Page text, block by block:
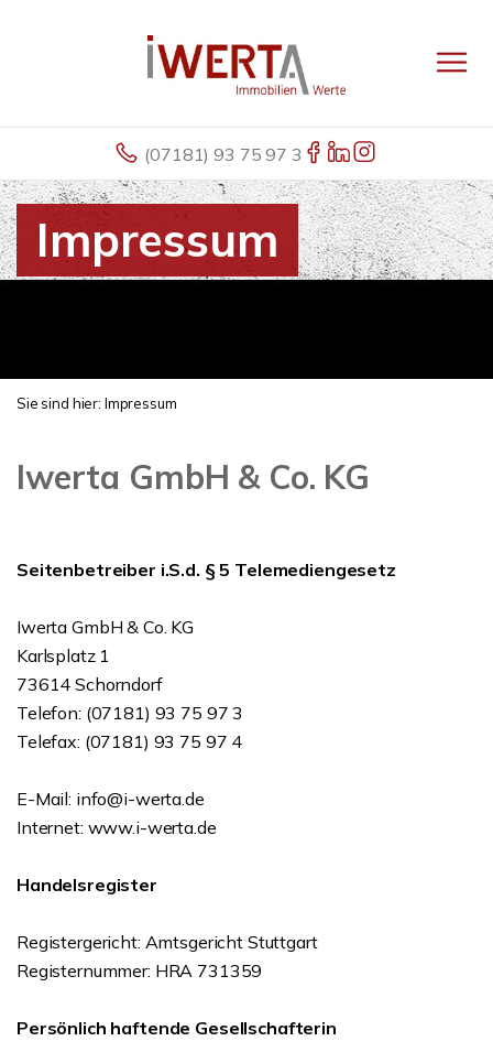
(07181) 93 75 97 3
Impressum
Sie sind hier: Impressum
Iwerta GmbH & Co. KG
Seitenbetreiber i.S.d. § 5 Telemediengesetz
Iwerta GmbH & Co. KG
Karlsplatz 1
73614 Schorndorf
Telefon: (07181) 93 75 97 3
Telefax: (07181) 93 75 97 4
E-Mail: info@i-werta.de
Internet: www.i-werta.de
Handelsregister
Registergericht: Amtsgericht Stuttgart
Registernummer: HRA 731359
Persönlich haftende Gesellschafterin